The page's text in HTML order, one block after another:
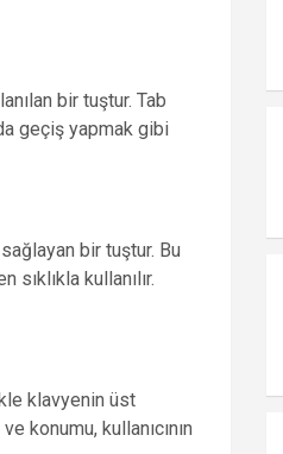
bir tuştur. Tab
geçiş yapmak gibi
bir tuştur. Bu
kullanılır.
klavyenin üst
konumu, kullanıcının